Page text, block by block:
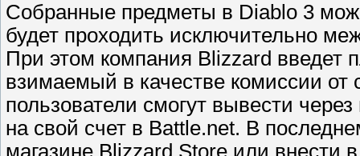
Собранные предметы в Diablo 3
будет проходить исключительно
При этом компания Blizzard введет
взимаемый в качестве комиссии
пользователи смогут вывести
на свой счет в Battle.net. В
магазине Blizzard Store или внести